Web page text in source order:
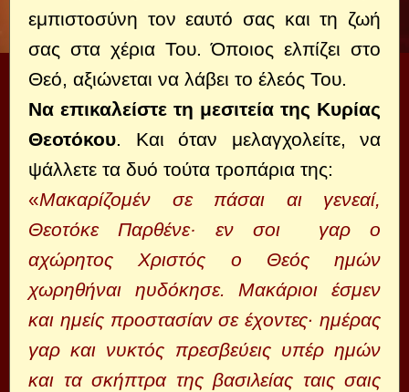
εμπιστοσύνη τον εαυτό σας και τη ζωή
σας στα χέρια Του. Όποιος ελπίζει στο
Θεό, αξιώνεται να λάβει το έλεός Του.
Να επικαλείστε τη μεσιτεία της Κυρίας
Θεοτόκου. Και όταν μελαγχολείτε, να
ψάλλετε τα δυό τούτα τροπάρια της:
«Μακαρίζομέν σε πάσαι αι γενεαί,
Θεοτόκε Παρθένε· εν σοι γαρ ο
αχώρητος Χριστός ο Θεός ημών
χωρηθήναι ηυδόκησε. Μακάριοι έσμεν
και ημείς προστασίαν σε έχοντες· ημέρας
γαρ και νυκτός πρεσβεύεις υπέρ ημών
και τα σκήπτρα της βασιλείας ταις σαις